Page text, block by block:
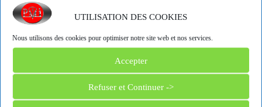
UTILISATION DES COOKIES
Nous utilisons des cookies pour optimiser notre site web et nos services.
Accepter
Refuser et Continuer ->